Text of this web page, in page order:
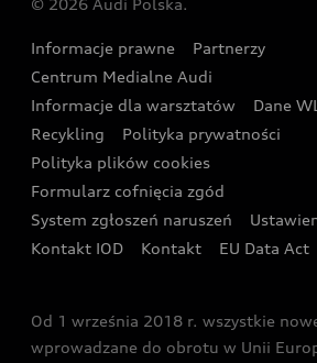
Wyszukaj najbliższego Partnera Audi
Oferta dla przedsiębiorców
Oferta dla klientów prywatnych
Kalkulator rat
Ubezpieczenie
Audi exclusive
Zasięg
Gwarancja
Akcje serwisowe Audi
Katalog online akcesoriów
Audi i Muzeum Sztuki Nowoczesnej w
Audi driving experience
Audi quattro Cup
Audi i Puchar Świata w Skokach
Zakopanem
© 2026 Audi Polska.
Informacje prawne
Partnerzy
Centrum Medialne Audi
Informacje dla warsztatów
Dane
Recykling
Polityka prywatności
Polityka plików cookies
Formularz cofnięcia zgód
System zgłoszeń naruszeń
Kontakt IOD
Kontakt EU Data Act
Od 1 września 2018 r. wszystkie
wprowadzane do obrotu w Unii